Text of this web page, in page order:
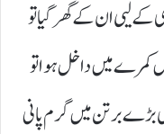
کے لیی ان کے گھر گیا تو
کمرے میں داخل ہوا تو
بڑے برتن میں گرم پانی